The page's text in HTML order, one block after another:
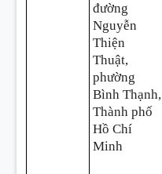
đường
Nguyễn
Thiện
Thuật,
phường
Bình Thạnh,
Thành phố
Hồ Chí
Minh